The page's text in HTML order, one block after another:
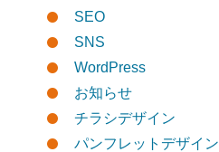
SEO
SNS
WordPress
お知らせ
チラシデザイン
パンフレットデザイン